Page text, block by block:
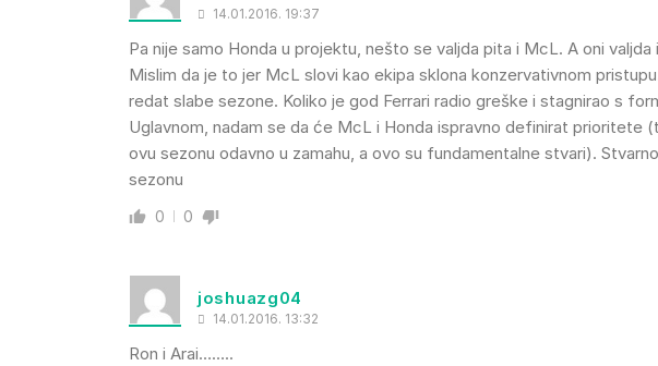
14.01.2016. 19:37
Pa nije samo Honda u projektu, nešto se valjda pita i McL. A oni
Mislim da je to jer McL slovi kao ekipa sklona konzervativnom
redat slabe sezone. Koliko je god Ferrari radio greške i stagnirao s
Uglavnom, nadam se da će McL i Honda ispravno definirat prioritete
ovu sezonu odavno u zamahu, a ovo su fundamentalne stvari).
sezonu
0 0
joshuazg04
14.01.2016. 13:32
Ron i Arai……..